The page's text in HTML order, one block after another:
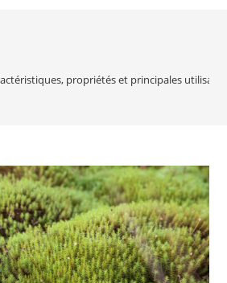
propriétés et principales